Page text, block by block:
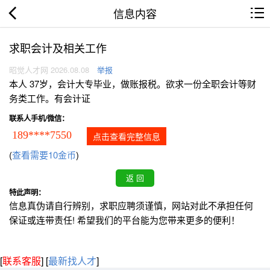
信息内容
求职会计及相关工作
昭觉人才网 2026.08.08 举报
本人 37岁，会计大专毕业，做账报税。欲求一份全职会计等财
务类工作。有会计证
联系人手机/微信：
189****7550 点击查看完整信息
(查看需要10金币)
特此声明：
信息真伪请自行辨别，求职应聘须谨慎，网站对此不承担任何
保证或连带责任! 希望我们的平台能为您带来更多的便利！
[联系客服] [最新找人才]